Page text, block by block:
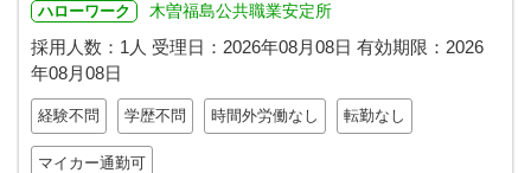
ハローワーク 木曽福島公共職業安定所
採用人数：1人 受理日： 2026年08月08日 有効期限： 2026
年08月08日
経験不問 学歴不問 時間外労働なし 転勤なし
マイカー通勤可